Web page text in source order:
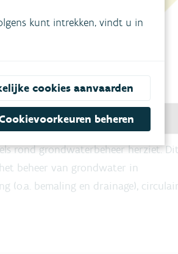
rond grondwaterbeheer herziet. Dit
beheer van grondwater in
(o.a. bemaling en drainage), circulair
kunt intrekken, vindt u in
cookies aanvaarden
beheren